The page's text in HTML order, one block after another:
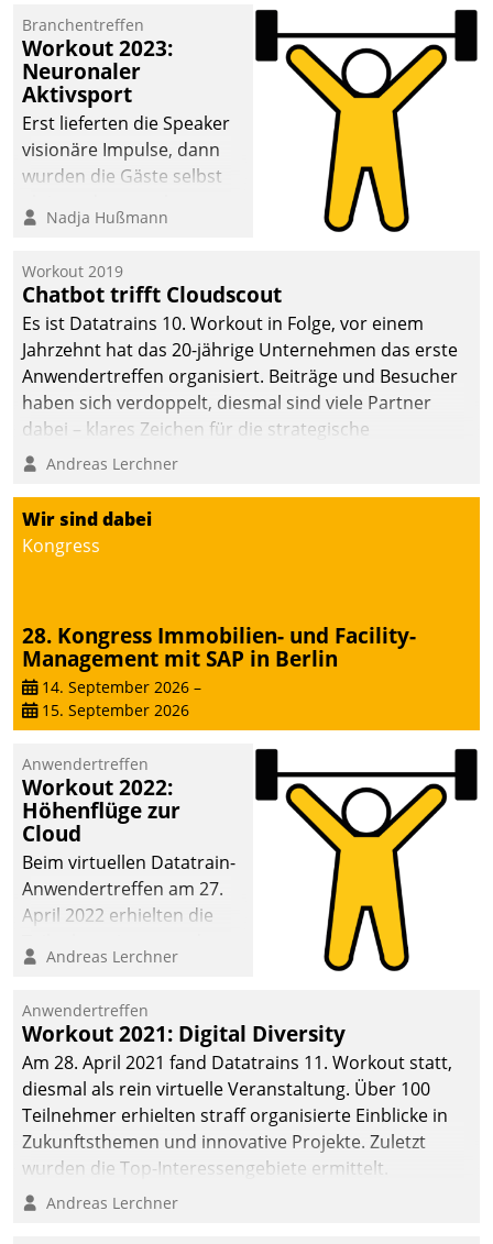
Mammutprojekte
meistern und Workloads
wuppen – bei zunehmend
anspruchsvollen
Aufgaben und
abnehmendem
Branchentreffen
Workout 2023:
Neuronaler
Aktivsport
Erst lieferten die Speaker
visionäre Impulse, dann
wurden die Gäste selbst
methodisch
Quartier. Dazwischen
zeigte Datatrain, was es
Neues zu bieten hat.
Nadja Hußmann
Workout 2019
Chatbot trifft Cloudscout
Es ist Datatrains 10. Workout in Folge, vor einem
Jahrzehnt hat das 20-jährige Unternehmen das erste
Anwendertreffen organisiert. Beiträge und Besucher
haben sich verdoppelt, diesmal sind viele Partner
dabei – klares Zeichen für die strategische
Fokussierung auf den Kunden.
Andreas Lerchner
Wir sind dabei
Kongress
28. Kongress Immobilien- und Facility-
Management mit SAP in Berlin
14. September 2026 –
15. September 2026
Anwendertreffen
Workout 2022:
Höhenflüge zur
Cloud
Beim virtuellen Datatrain-
Anwendertreffen am 27.
April 2022 erhielten die
Teilnehmer kurzweilige
Cloud-Strategien und -
Lösungen mit hohem
Zukunftspotenzial.
Andreas Lerchner
Anwendertreffen
Workout 2021: Digital Diversity
Am 28. April 2021 fand Datatrains 11. Workout statt,
diesmal als rein virtuelle Veranstaltung. Über 100
Teilnehmer erhielten straff organisierte Einblicke in
Zukunftsthemen und innovative Projekte. Zuletzt
wurden die Top-Interessengebiete ermittelt.
Andreas Lerchner